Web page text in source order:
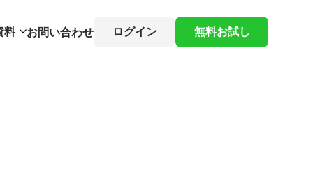
料 お問い合わせ ログイン 無料お試し